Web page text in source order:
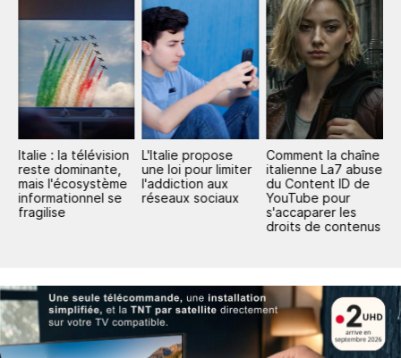
Italie : la télévision
reste dominante,
mais l'écosystème
informationnel se
fragilise
L'Italie propose
une loi pour limiter
l'addiction aux
réseaux sociaux
Comment la chaîne
italienne La7 abuse
du Content ID de
YouTube pour
s'accaparer les
droits de contenus